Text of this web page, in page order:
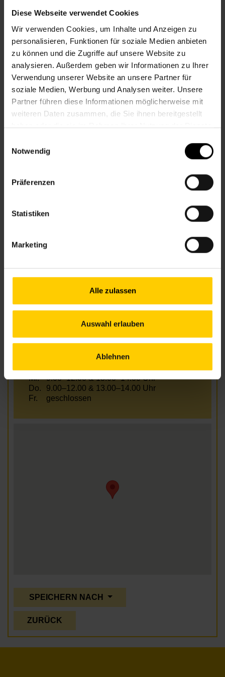
Diese Webseite verwendet Cookies
Wir verwenden Cookies, um Inhalte und Anzeigen zu
personalisieren, Funktionen für soziale Medien anbieten
zu können und die Zugriffe auf unsere Website zu
analysieren. Außerdem geben wir Informationen zu Ihrer
Verwendung unserer Website an unsere Partner für
soziale Medien, Werbung und Analysen weiter. Unsere
Partner führen diese Informationen möglicherweise mit
weiteren Daten zusammen, die Sie ihnen bereitgestellt
haben oder die sie im Rahmen Ihrer Nutzung der Dienste
Notwendig
Präferenzen
Statistiken
Marketing
Alle zulassen
Auswahl erlauben
Ablehnen
Informationen zur Veranstaltung
Beginn Donnerstag, 23.07.2026,13.30 -
14.00
Unkostenbeitrag Kostenlos
Veranstalter Nachbarschaftszentrum 22
Nachbarschaftszentren
Anfahrt
U1, 25A, 27A Rennbahnweg
Öffnungszeiten Juli und August
9.00–12.00 & 13.00–15.00 Uhr
Mi.
9.00–12.00 & 13.00–14.00 Uhr
Do.
9.00–12.00 & 13.00–14.00 Uhr
Fr.
geschlossen
SPEICHERN NACH
ZURÜCK